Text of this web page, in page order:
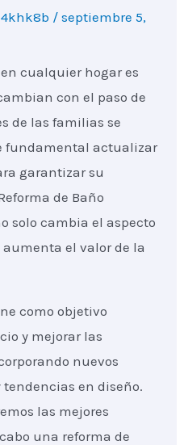
/septiembre 5,
cualquier hogar es
con el paso de
de las familias se
fundamental actualizar
garantizar su
de Baño
solo cambia el aspecto
el valor de la
como objetivo
y mejorar las
nuevos
en diseño.
las mejores
una reforma de